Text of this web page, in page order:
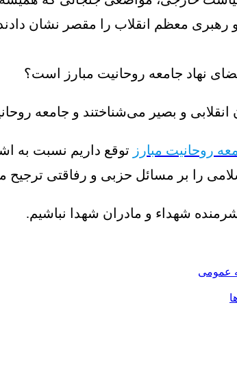
و رهبری معظم انقلاب را مقصر نشان
نهاد جامعه روحانیت مبارز است؟
انقلابی و بصیر می‌شناختند و جامعه
روحانیت مبارز توقع داریم نسبت به
را بر مسائل حزبی و رفاقتی ترجیح
شهداء و مادران شهدا نباشیم.
عمومی